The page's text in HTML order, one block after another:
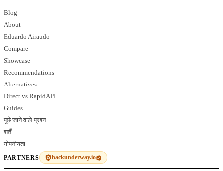
Blog
About
Eduardo Airaudo
Compare
Showcase
Recommendations
Alternatives
Direct vs RapidAPI
Guides
पूछे जाने वाले प्रश्न
शर्तें
गोपनीयता
PARTNERS hackunderway.io